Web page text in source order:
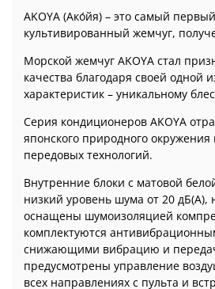
AKOYA (Ако́йя) – это самый
культивированный жемчуг,
Морской жемчуг AKOYA стал
качества благодаря своей одной
характеристик – уникальному
Серия кондиционеров AKOYA
японского природного окружения
передовых технологий.
Внутренние блоки с матовой
низкий уровень шума от 20 дБ(А),
оснащены шумоизоляцией
комплектуются
снижающими вибрацию и
предусмотрены управление
всех направлениях с пульта и